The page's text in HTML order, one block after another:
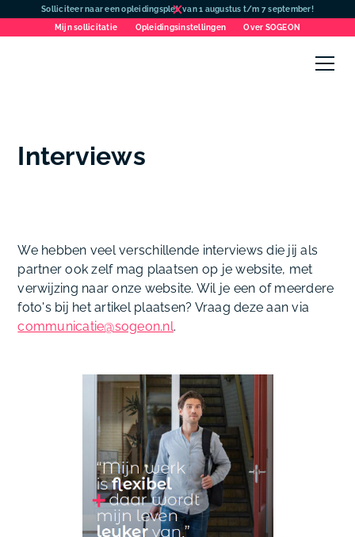
Solliciteer naar een opleidingsplek van 1 augustus t/m 7 september!
Mijn sollicitatie
Opleidingsinstellingen Over SOGEON
Interviews
We hebben veel verschillende interviews die jij als
partner ook zelf mag plaatsen op je website, met
verwijzing naar onze website. Wil je een of meerdere
foto's bij het artikel plaatsen? Vraag deze aan via
communicatie@sogeon.nl.